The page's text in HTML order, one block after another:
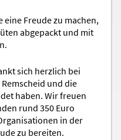
eine Freude zu machen,
abgepackt und mit
sich herzlich bei
und die
haben. Wir freuen
rund 350 Euro
in der
zu bereiten.